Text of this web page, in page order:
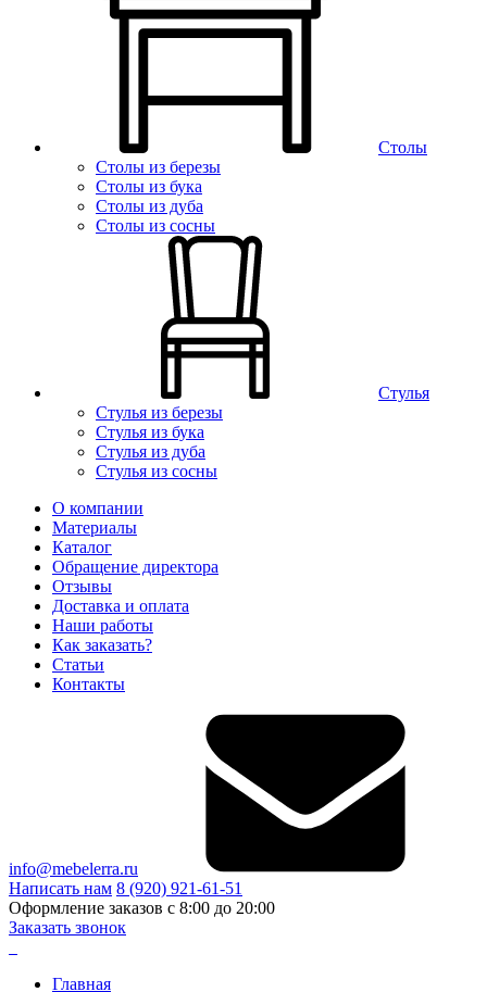
Столы
Столы из березы
Столы из бука
Столы из дуба
Столы из сосны
Стулья
Стулья из березы
Стулья из бука
Стулья из дуба
Стулья из сосны
О компании
Материалы
Каталог
Обращение директора
Отзывы
Доставка и оплата
Наши работы
Как заказать?
Статьи
Контакты
info@mebelerra.ru
Написать нам 8 (920) 921-61-51
Оформление заказов с 8:00 до 20:00
Заказать звонок
Главная